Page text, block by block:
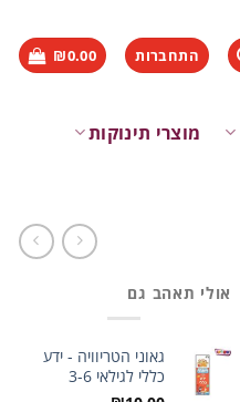
התחברות ₪0.00
מוצרי תינוקות
אולי תאהב גם
גאוני הטריוויה - ידע
כללי לגילאי 3-6